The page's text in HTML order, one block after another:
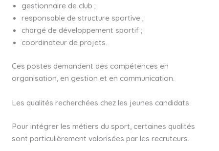
gestionnaire de club ;
responsable de structure sportive ;
chargé de développement sportif ;
coordinateur de projets.
Ces postes demandent des compétences en
organisation, en gestion et en communication.
Les qualités recherchées chez les jeunes candidats
Pour intégrer les métiers du sport, certaines qualités
sont particulièrement valorisées par les recruteurs.